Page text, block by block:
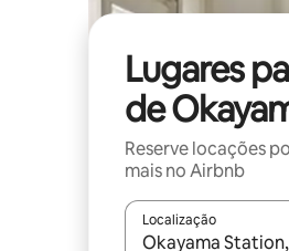
Lugares
de
Reserve locações
mais no Airbnb
Localização
Quando os